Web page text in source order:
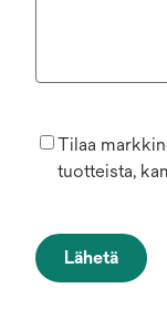
Tilaa
tuotteista,
Lähetä